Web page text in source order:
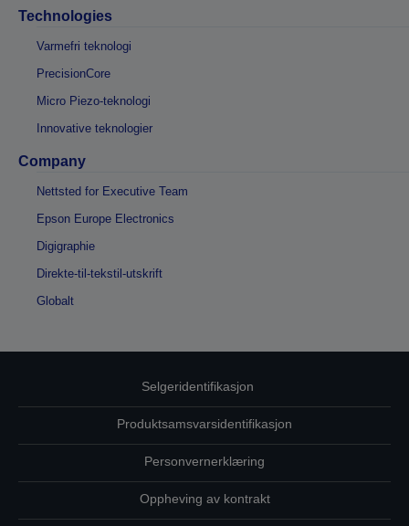
Technologies
Varmefri teknologi
PrecisionCore
Micro Piezo-teknologi
Innovative teknologier
Company
Nettsted for Executive Team
Epson Europe Electronics
Digigraphie
Direkte-til-tekstil-utskrift
Globalt
Selgeridentifikasjon
Produktsamsvarsidentifikasjon
Personvernerklæring
Oppheving av kontrakt